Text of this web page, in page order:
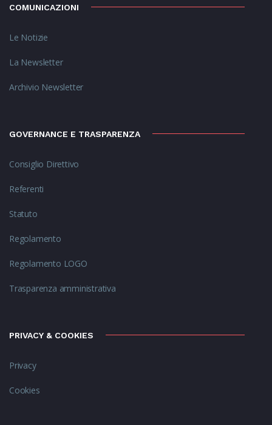
COMUNICAZIONI
Le Notizie
La Newsletter
Archivio Newsletter
GOVERNANCE E TRASPARENZA
Consiglio Direttivo
Referenti
Statuto
Regolamento
Regolamento LOGO
Trasparenza amministrativa
PRIVACY & COOKIES
Privacy
Cookies